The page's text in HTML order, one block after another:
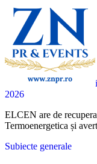
2026
ELCEN are de recuperat aproape 1,5 miliarde de lei de la
Termoenergetica și
Subiecte generale